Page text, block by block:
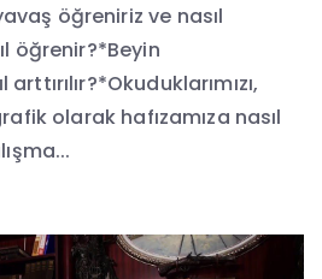
öğreniriz ve nasıl
öğrenir?*Beyin
olarak hafızamıza nasıl